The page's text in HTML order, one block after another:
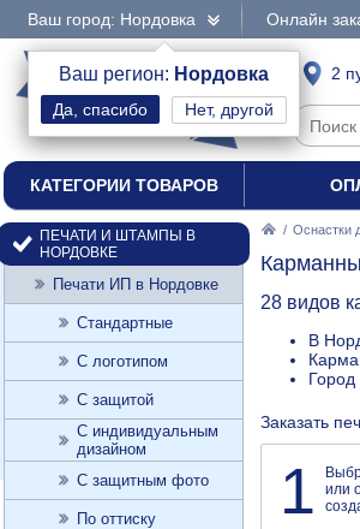
Ваш город: Нордовка
Ваш регион: Нордовка
Нет, другой
Онлайн
интернет-магазин 2
КАТЕГОРИИ ТОВАРОВ
/ Оснастки
28 видов
В
Город
Заказать
1
или
ПЕЧАТИ И ШТАМПЫ В
НОРДОВКЕ
Печати ИП в Нордовке
Стандартные
С логотипом
С защитой
С индивидуальным
дизайном
С защитным фото
По оттиску